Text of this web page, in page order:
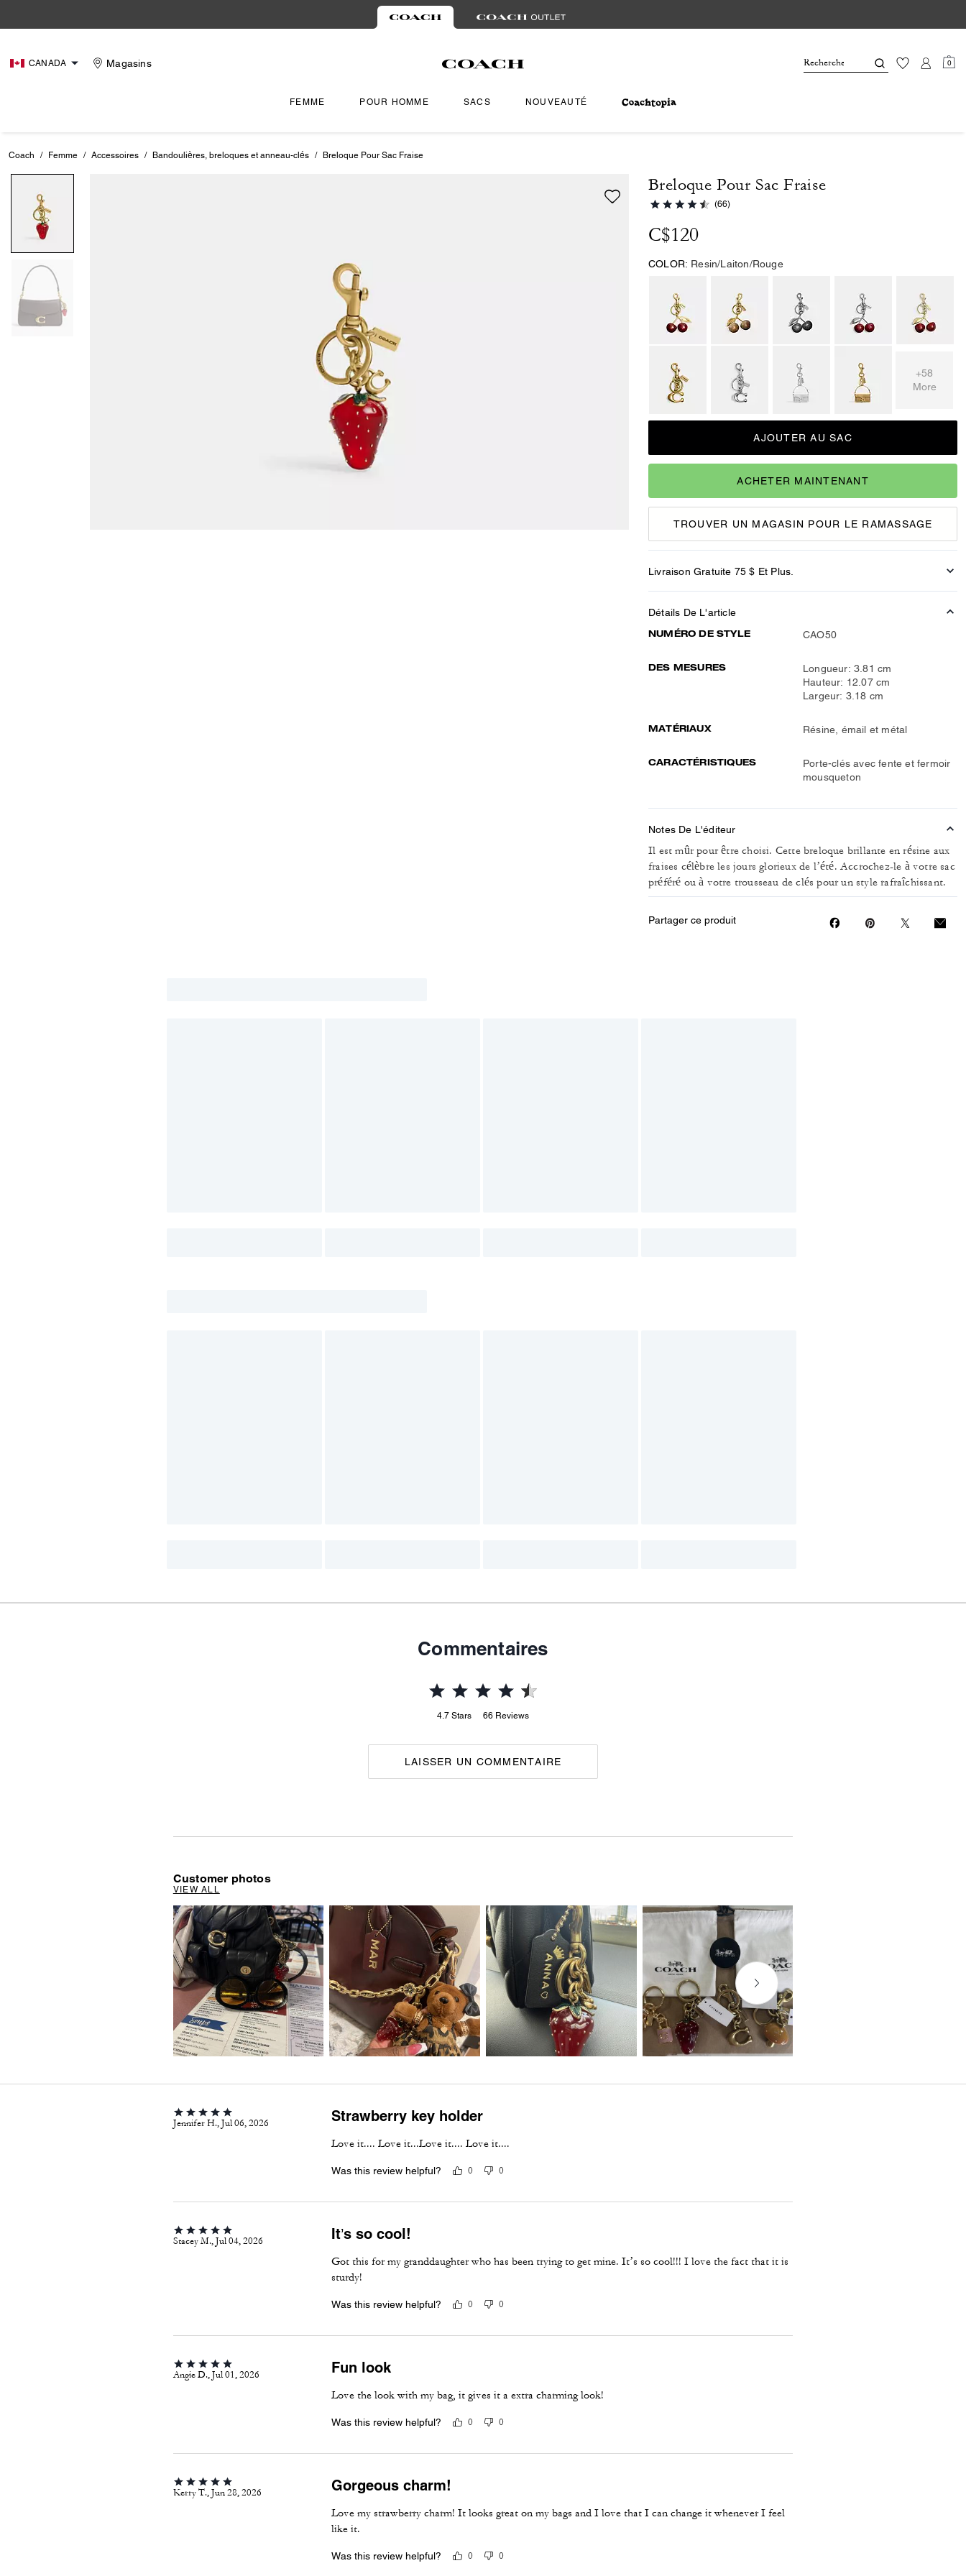
CANADA Magasins 0
FEMME POUR HOMME SACS NOUVEAUTÉ
Coach / Femme / Accessoires / Bandoulières, breloques et anneau-clés / Breloque Pour Sac Fraise
Breloque Pour Sac Fraise
(66)
C$120
COLOR: Resin/Laiton/Rouge
+58
More
AJOUTER AU SAC
ACHETER MAINTENANT
TROUVER UN MAGASIN POUR LE RAMASSAGE
Livraison Gratuite 75 $ Et Plus.
Détails De L'article
NUMÉRO DE STYLE CAO50
DES MESURES
Longueur: 3.81 cm
Hauteur: 12.07 cm
Largeur: 3.18 cm
MATÉRIAUX Résine, émail et métal
CARACTÉRISTIQUES
Porte-clés avec fente et fermoir
mousqueton
Notes De L'éditeur
Il est mûr pour être choisi. Cette breloque brillante en résine aux
fraises célèbre les jours glorieux de l’été. Accrochez-le à votre sac
préféré ou à votre trousseau de clés pour un style rafraîchissant.
Partager ce produit
Commentaires
4.7 Stars 66 Reviews
LAISSER UN COMMENTAIRE
Customer photos
VIEW ALL
Jennifer H., Jul 06, 2026 Strawberry key holder
Love it.... Love it...Love it.... Love it....
Was this review helpful? 0 0
Stacey M., Jul 04, 2026 It’s so cool!
Got this for my granddaughter who has been trying to get mine. It’s so cool!!! I love the fact that it is
sturdy!
Was this review helpful? 0 0
Angie D., Jul 01, 2026 Fun look
Love the look with my bag, it gives it a extra charming look!
Was this review helpful? 0 0
Kerry T., Jun 28, 2026 Gorgeous charm!
Love my strawberry charm! It looks great on my bags and I love that I can change it whenever I feel
like it.
Was this review helpful? 0 0